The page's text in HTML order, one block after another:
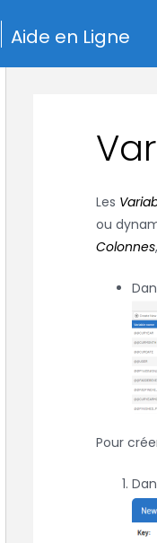
Aide en Ligne
Les
ou
Colonnes,
Pour